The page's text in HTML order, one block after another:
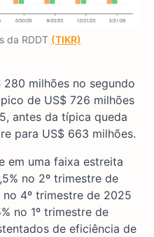
da RDDT (TIKR)
milhões no segundo
de US$ 726 milhões
antes da típica queda
para US$ 663 milhões.
em uma faixa estreita
no 2º trimestre de
no 4º trimestre de 2025
no 1º trimestre de
de eficiência de